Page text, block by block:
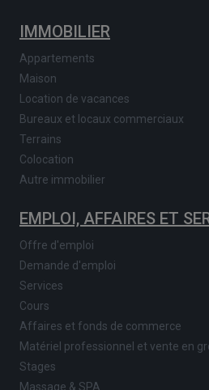
IMMOBILIER
Appartements
Maison
Location de vacances
Bureaux et locaux commerciaux
Terrains
Colocation
Autre immobilier
EMPLOI, AFFAIRES ET
Offre d'emploi
Demande d'emploi
Services
Cours
Affaires et fonds de commerce
Matériel professionnel et vente en
Stages
Massage & SPA